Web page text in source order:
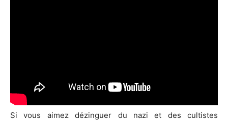
Si vous aimez dézinguer du nazi et des cultistes